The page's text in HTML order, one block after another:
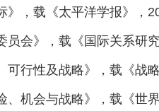
，载《太平洋学报》，
会》，载《国际关系研
行性及战略》，载《战
机会与战略》，载《世